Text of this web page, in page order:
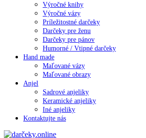
Výročné knihy
Výročné vázy
Príležitostné darčeky
Darčeky pre ženu
Darčeky pre pánov
Humorné / Vtipné darčeky
Hand made
Maľované vázy
Maľované obrazy
Anjel
Sadrové anjeliky
Keramické anjeliky
Iné anjeliky
Kontaktujte nás